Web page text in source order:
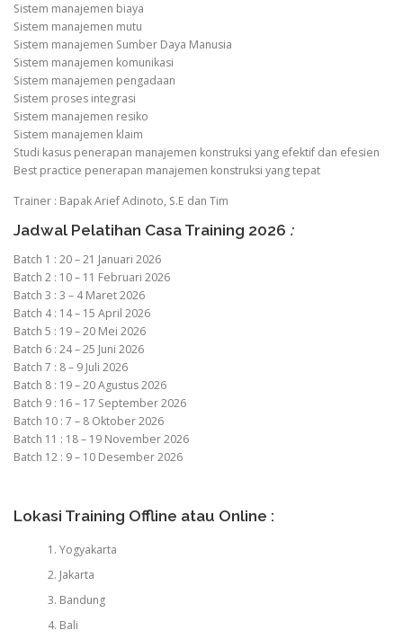
Sistem manajemen biaya
Sistem manajemen mutu
Sistem manajemen Sumber Daya Manusia
Sistem manajemen komunikasi
Sistem manajemen pengadaan
Sistem proses integrasi
Sistem manajemen resiko
Sistem manajemen klaim
Studi kasus penerapan manajemen konstruksi yang efektif dan efesien
Best practice penerapan manajemen konstruksi yang tepat
Trainer : Bapak Arief Adinoto, S.E dan Tim
Jadwal Pelatihan Casa Training 2026 :
Batch 1 : 20 – 21 Januari 2026
Batch 2 : 10 – 11 Februari 2026
Batch 3 : 3 – 4 Maret 2026
Batch 4 : 14 – 15 April 2026
Batch 5 : 19 – 20 Mei 2026
Batch 6 : 24 – 25 Juni 2026
Batch 7 : 8 – 9 Juli 2026
Batch 8 : 19 – 20 Agustus 2026
Batch 9 : 16 – 17 September 2026
Batch 10 : 7 – 8 Oktober 2026
Batch 11 : 18 – 19 November 2026
Batch 12 : 9 – 10 Desember 2026
Lokasi Training Offline atau Online :
Yogyakarta
Jakarta
Bandung
Bali